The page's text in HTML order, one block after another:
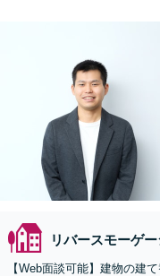
リバースモーゲ
【Web面談可能】建物の建